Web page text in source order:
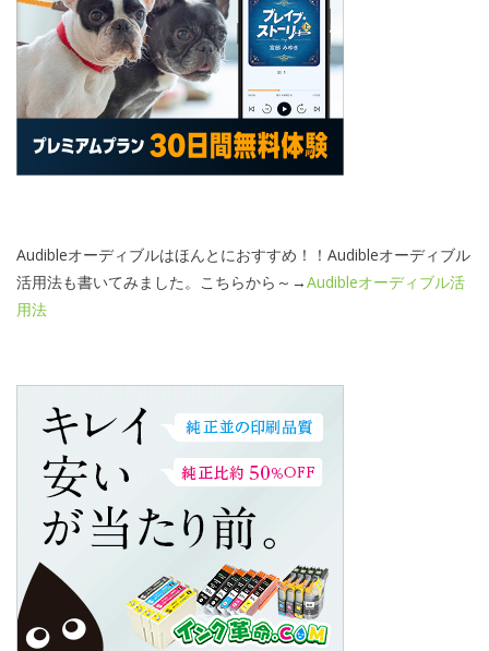
Audibleオーディブルはほんとにおすすめ！！Audibleオーディブル
活用法も書いてみました。こちらから～→Audibleオーディブル活
用法